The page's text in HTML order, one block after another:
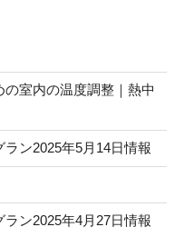
室内の温度調整｜熱中
ン2025年5月14日情報
ン2025年4月27日情報